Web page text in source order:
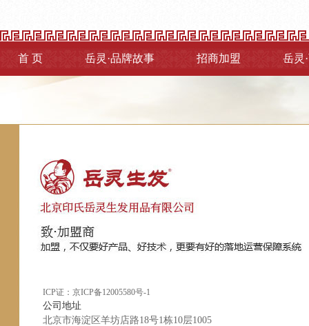
首 页 岳灵·品牌故事 招商加盟 岳灵
ICP证： 京ICP备12005580号-1
公司地址
北京市海淀区羊坊店路18号1栋10层1005